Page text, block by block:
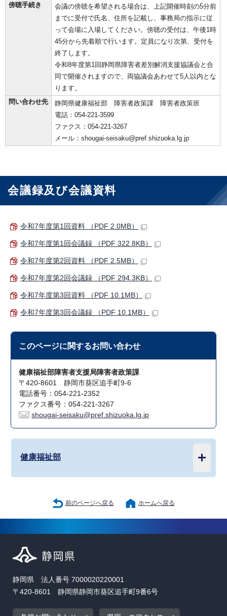
傍聴手続き
会議の傍聴を希望される場合は、上記開催時刻の5分前
までに受付で氏名、住所を記載し、事務局の指示に従
って会場に入場してください。傍聴の受付は、午後1時
45分から先着順で行います。定員になり次第、受付を
終了します。
令和8年度第1回静岡県障害者差別解消支援協議会と合
同で開催されますので、両協議会あわせて5人以内とな
ります。
問い合わせ先
静岡県健康福祉部 障害者政策課 障害者政策班
電話：054-221-3599
ファクス：054-221-3267
メール：shougai-seisaku@pref.shizuoka.lg.jp
会議録及び会議資料
令和7年度第1回資料 （PDF 2.0MB）
令和7年度第1回会議録 （PDF 322.8KB）
令和7年度第2回資料 （PDF 2.5MB）
令和7年度第2回会議録 （PDF 294.3KB）
令和7年度第3回資料 （PDF 10.1MB）
令和7年度第3回会議録 （PDF 10.1MB）
このページに関するお問い合わせ
健康福祉部障害者支援局障害者政策課
〒420-8601 静岡市葵区追手町9-6
電話番号：054-221-2352
ファクス番号：054-221-3267
shougai-seisaku@pref.shizuoka.lg.jp
健康福祉部
前のページへ戻る ホームへ戻る
静岡県 法人番号 7000020220001
〒420-8601 静岡県静岡市葵区追手町9番6号